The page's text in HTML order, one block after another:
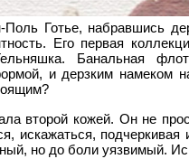
Готье, набравшись
Его первая
Банальная
и дерзким намеком
второй кожей. Он не
искажаться,
но до боли уязвимый.